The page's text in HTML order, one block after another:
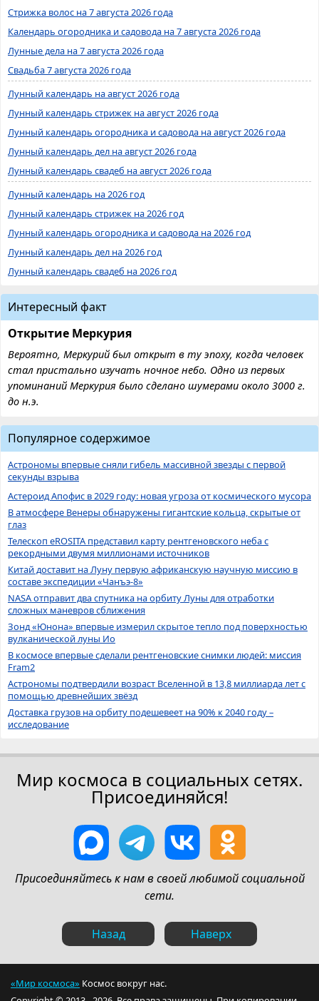
Стрижка волос на 7 августа 2026 года
Календарь огородника и садовода на 7 августа 2026 года
Лунные дела на 7 августа 2026 года
Свадьба 7 августа 2026 года
Лунный календарь на август 2026 года
Лунный календарь стрижек на август 2026 года
Лунный календарь огородника и садовода на август 2026 года
Лунный календарь дел на август 2026 года
Лунный календарь свадеб на август 2026 года
Лунный календарь на 2026 год
Лунный календарь стрижек на 2026 год
Лунный календарь огородника и садовода на 2026 год
Лунный календарь дел на 2026 год
Лунный календарь свадеб на 2026 год
Интересный факт
Открытие Меркурия
Вероятно, Меркурий был открыт в ту эпоху, когда человек
стал пристально изучать ночное небо. Одно из первых
упоминаний Меркурия было сделано шумерами около 3000 г.
до н.э.
Популярное содержимое
Астрономы впервые сняли гибель массивной звезды с первой
секунды взрыва
Астероид Апофис в 2029 году: новая угроза от космического мусора
В атмосфере Венеры обнаружены гигантские кольца, скрытые от
глаз
Телескоп eROSITA представил карту рентгеновского неба с
рекордными двумя миллионами источников
Китай доставит на Луну первую африканскую научную миссию в
составе экспедиции «Чанъэ-8»
NASA отправит два спутника на орбиту Луны для отработки
сложных маневров сближения
Зонд «Юнона» впервые измерил скрытое тепло под поверхностью
вулканической луны Ио
В космосе впервые сделали рентгеновские снимки людей: миссия
Fram2
Астрономы подтвердили возраст Вселенной в 13,8 миллиарда лет с
помощью древнейших звёзд
Доставка грузов на орбиту подешевеет на 90% к 2040 году –
исследование
Мир космоса в социальных сетях.
Присоединяйся!
Присоединяйтесь к нам в своей любимой социальной
сети.
Назад Наверх
«Мир космоса» Космос вокруг нас.